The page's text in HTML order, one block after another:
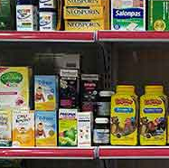
dinh dưỡng dồi dào
tượng:
dưỡng
thuật cần phục